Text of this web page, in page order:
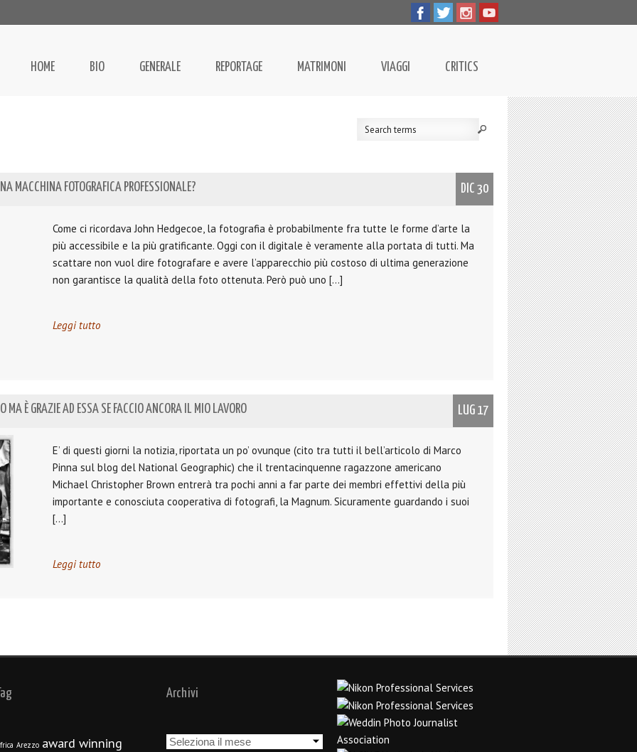
HOME BIO GENERALE REPORTAGE MATRIMONI VIAGGI CRITICS
MACCHINA FOTOGRAFICA PROFESSIONALE? DIC 30
Come ci ricordava John Hedgecoe, la fotografia è probabilmente fra tutte le forme d’arte la
più accessibile e la più gratificante. Oggi con il digitale è veramente alla portata di tutti. Ma
scattare non vuol dire fotografare e avere l’apparecchio più costoso di ultima generazione
non garantisce la qualità della foto ottenuta. Però può uno […]
Leggi tutto
MA È GRAZIE AD ESSA SE FACCIO ANCORA IL MIO LAVORO LUG 17
E’ di questi giorni la notizia, riportata un po’ ovunque (cito tra tutti il bell’articolo di Marco
Pinna sul blog del National Geographic) che il trentacinquenne ragazzone americano
Michael Christopher Brown entrerà tra pochi anni a far parte dei membri effettivi della più
importante e conosciuta cooperativa di fotografi, la Magnum. Sicuramente guardando i suoi
[…]
Leggi tutto
Arezzo award winning
Archivi
Archivi